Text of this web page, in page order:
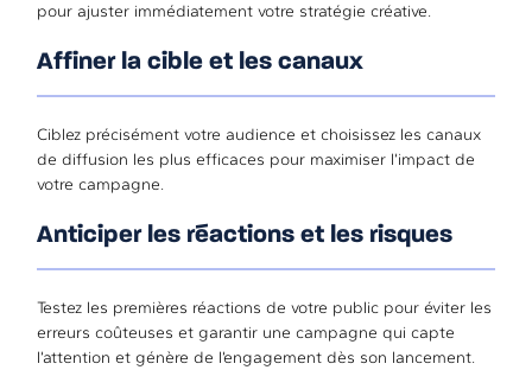
pour ajuster immédiatement votre stratégie créative.
Affiner la cible et les canaux
Ciblez précisément votre audience et choisissez les canaux
de diffusion les plus efficaces pour maximiser l’impact de
votre campagne.
Anticiper les réactions et les risques
Testez les premières réactions de votre public pour éviter les
erreurs coûteuses et garantir une campagne qui capte
l’attention et génère de l’engagement dès son lancement.